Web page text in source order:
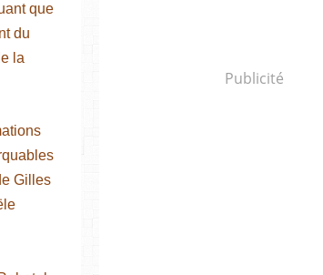
que
du
la
Gilles
Publicité